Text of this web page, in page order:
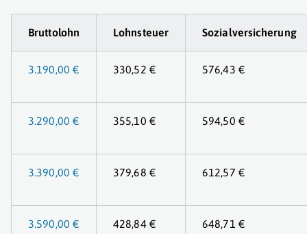
Bruttolohn Lohnsteuer Sozialversicherung
3.190,00 € 330,52 € 576,43 €
3.290,00 € 355,10 € 594,50 €
3.390,00 € 379,68 € 612,57 €
3.590,00 € 428,84 € 648,71 €